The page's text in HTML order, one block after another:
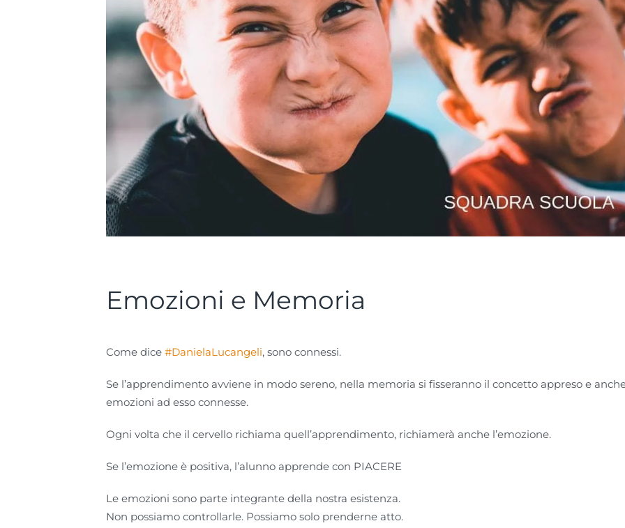
Emozioni e Memoria
Come dice #DanielaLucangeli, sono connessi.
Se l’apprendimento avviene in modo sereno, nella memoria si fisseranno il concetto appreso e
emozioni ad esso connesse.
Ogni volta che il cervello richiama quell’apprendimento, richiamerà anche l’emozione.
Se l’emozione è positiva, l’alunno apprende con PIACERE
Le emozioni sono parte integrante della nostra esistenza.
Non possiamo controllarle. Possiamo solo prenderne atto.